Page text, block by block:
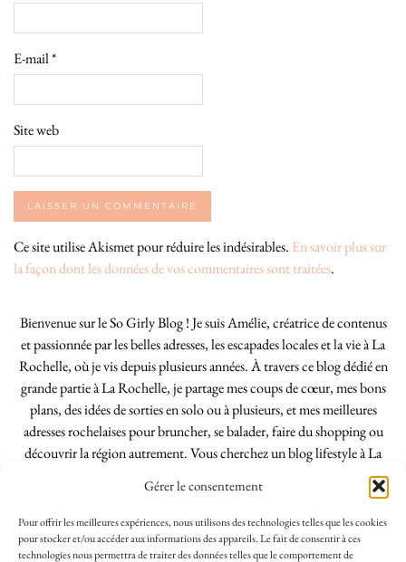
Gérer le consentement
Pour offrir les meilleures expériences, nous utilisons des technologies telles que les cookies
pour stocker et/ou accéder aux informations des appareils. Le fait de consentir à ces
technologies nous permettra de traiter des données telles que le comportement de
E-mail*
Site web
Ce site utilise Akismet pour réduire les indésirables. En savoir plus sur
la façon dont les données de vos commentaires sont traitées.
Bienvenue sur le So Girly Blog ! Je suis Amélie, créatrice de contenus
et passionnée par les belles adresses, les escapades locales et la vie à La
Rochelle, où je vis depuis plusieurs années. À travers ce blog dédié en
grande partie à La Rochelle, je partage mes coups de cœur, mes bons
plans, des idées de sorties en solo ou à plusieurs, et mes meilleures
adresses rochelaises pour bruncher, se balader, faire du shopping ou
découvrir la région autrement. Vous cherchez un blog lifestyle à La
Rochelle, tenu par une locale ? Vous êtes au bon endroit. Que vous
soyez Rochelais·e ou de passage dans notre belle ville, j’espère que mes
articles vous aideront à profiter de La Rochelle comme un·e vrai·e
initié·e. !